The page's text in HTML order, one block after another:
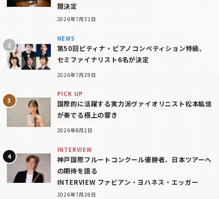
開決定
2026年7月31日
NEWS
第50回ピティナ・ピアノコンペティション特級、
セミファイナリスト6名が決定
2026年7月29日
PICK UP
国際的に活躍する実力派ヴァイオリニスト松本紘佳
が奏でる極上の響き
2026年8月2日
INTERVIEW
神戸国際フルートコンクール優勝者、日本ツアーへ
の期待を語る
INTERVIEW ファビアン・ヨハネス・エッガー
2026年7月28日